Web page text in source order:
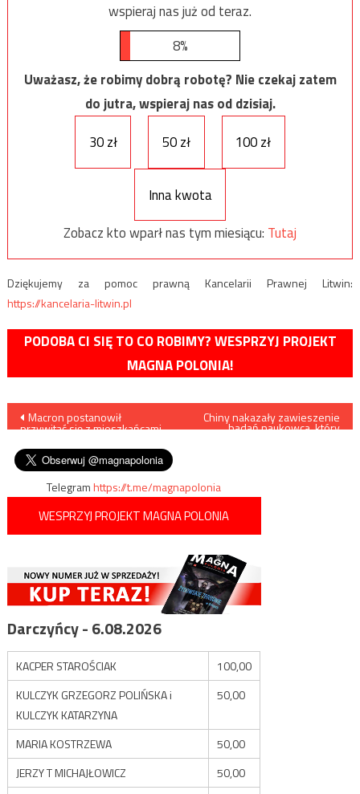
wspieraj nas już od teraz.
8%
Uważasz, że robimy dobrą robotę? Nie czekaj zatem
do jutra, wspieraj nas od dzisiaj.
30 zł
50 zł 100 zł
Inna kwota
Zobacz kto wparł nas tym miesiącu: Tutaj
Dziękujemy za pomoc prawną Kancelarii Prawnej Litwin:
https://kancelaria-litwin.pl
PODOBA CI SIĘ TO CO ROBIMY? WESPRZYJ PROJEKT
MAGNA POLONIA!
Nawigacja
wpisu
Macron postanowił
przywitać się z mieszkańcami
Chiny nakazały zawieszenie
badań naukowca, który
Telegramhttps://t.me/magnapolonia
WESPRZYJ PROJEKT MAGNA POLONIA
Darczyńcy - 6.08.2026
KACPER STAROŚCIAK
100,00
KULCZYK GRZEGORZ POLIŃSKA i
KULCZYK KATARZYNA
50,00
MARIA KOSTRZEWA
50,00
JERZY T MICHAJŁOWICZ
50,00